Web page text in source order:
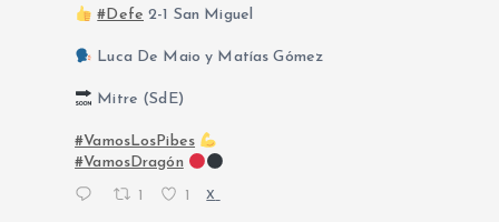
#Defe 2-1 San Miguel
Luca De Maio y Matías Gómez
Mitre (SdE)
#VamosLosPibes
#VamosDragón
X